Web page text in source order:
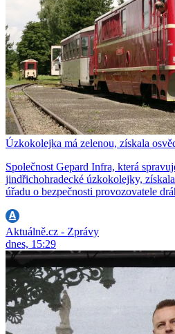
Úzkokolejka má zelenou, získala
Společnost Gepard Infra, která
jindřichohradecké úzkokolejky,
úřadu o bezpečnosti provozovatele
Aktuálně.cz - Zprávy
dnes, 15:29